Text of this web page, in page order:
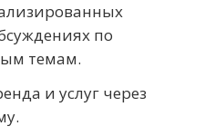
сотрудничать только с
раскрученными
блогами с большой
аудиторией.&nbsp;
Также Дзен – отличный
по
темам.
и услуг через